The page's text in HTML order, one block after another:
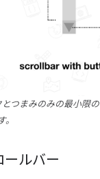
つまみのみの最小限
ルバー